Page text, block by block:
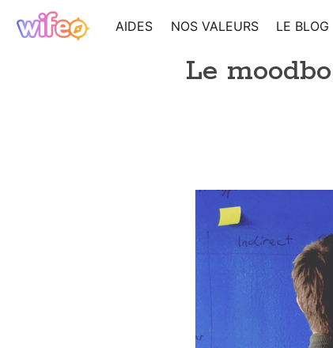
AIDES NOS VALEURS LE BLOG
Le